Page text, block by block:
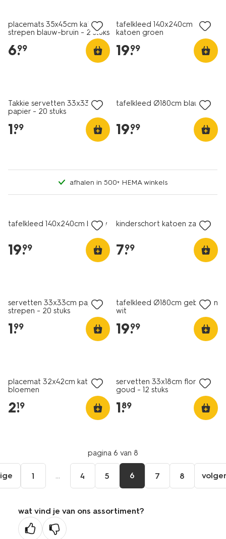
placemats 35x45cm katoen
strepen blauw-bruin - 2 stuks
6.
99
tafelkleed 140x240cm
katoen groen
19.
99
Takkie servetten 33x33cm
papier - 20 stuks
1.
99
tafelkleed Ø180cm blauw
19.
99
afhalen in 500+ HEMA winkels
tafelkleed 140x240cm blauw
19.
99
kinderschort katoen zakken
7.
99
servetten 33x33cm papier
strepen - 20 stuks
1.
99
tafelkleed Ø180cm gebroken
wit
19.
99
placemat 32x42cm katoen
bloemen
2.
19
servetten 33x18cm floraal
goud - 12 stuks
1.
89
pagina 6 van 8
1 ... 4 5 6 7 8
wat vind je van ons assortiment?